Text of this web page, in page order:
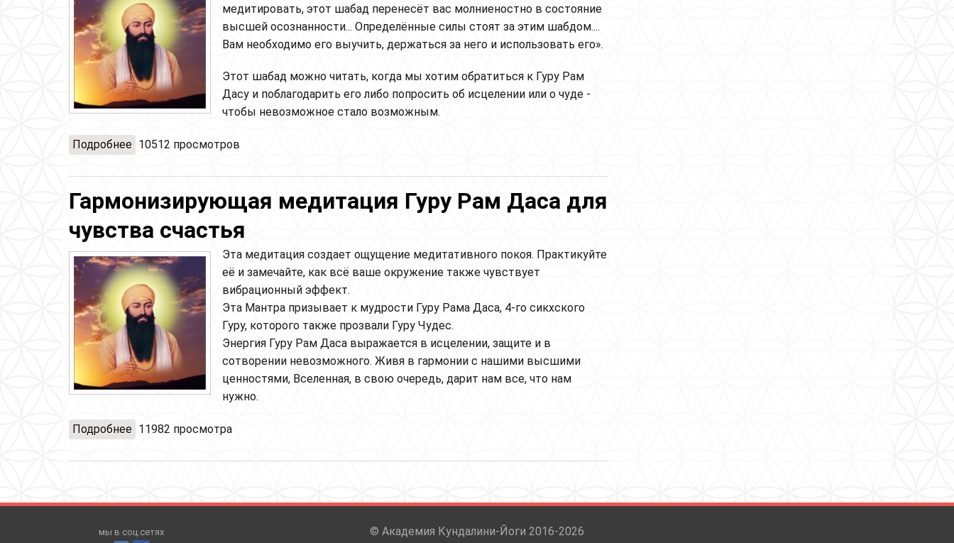
медитировать, этот шабад перенесёт вас молниеностно в состояние
высшей осознанности... Определённые силы стоят за этим шабдом....
Вам необходимо его выучить, держаться за него и использовать его».
Этот шабад можно читать, когда мы хотим обратиться к Гуру Рам
Дасу и поблагодарить его либо попросить об исцелении или о чуде -
чтобы невозможное стало возможным.
Подробнее о Мантра чудес "Дхан Дхан Рам Дас Гур"
10512 просмотров
Гармонизирующая медитация Гуру Рам Даса для
чувства счастья
Эта медитация создает ощущение медитативного покоя. Практикуйте
её и замечайте, как всё ваше окружение также чувствует
вибрационный эффект.
Эта Мантра призывает к мудрости Гуру Рама Даса, 4-го сикхского
Гуру, которого также прозвали Гуру Чудес.
Энергия Гуру Рам Даса выражается в исцелении, защите и в
сотворении невозможного. Живя в гармонии с нашими высшими
ценностями, Вселенная, в свою очередь, дарит нам все, что нам
нужно.
Подробнее о Гармонизирующая медитация Гуру Рам Даса для чувства счастья
11982 просмотра
мы в соц.сетях
© Академия Кундалини-Йоги 2016-2026